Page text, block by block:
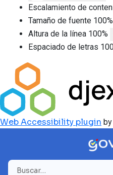
Escalamiento de
Tamaño de fuente 100%
Altura de la línea 100%
Espaciado de letras
Web Accessibility plugin
Buscar